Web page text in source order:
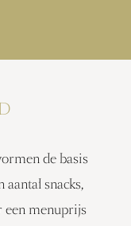
de basis
aantal snacks,
een menuprijs